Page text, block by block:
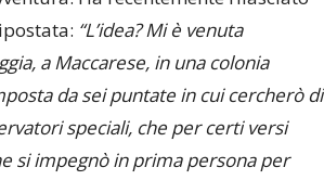
“L’idea? Mi è venuta
a Maccarese, in una colonia
da sei puntate in cui cercherò di
speciali, che per certi versi
si impegnò in prima persona per